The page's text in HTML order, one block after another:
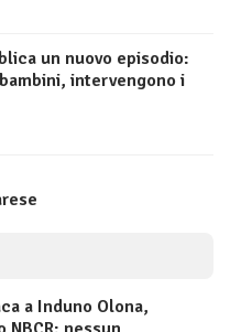
un nuovo episodio:
intervengono i
a Induno Olona,